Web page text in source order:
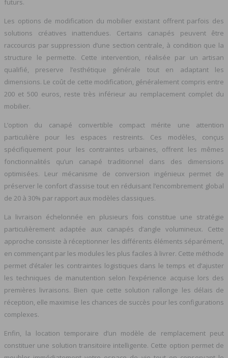
futurs.
Les options de modification du mobilier existant offrent parfois des
solutions créatives inattendues. Certains canapés peuvent être
raccourcis par suppression d’une section centrale, à condition que la
structure le permette. Cette intervention, réalisée par un artisan
qualifié, preserve l’esthétique générale tout en adaptant les
dimensions. Le coût de cette modification, généralement compris entre
200 et 500 euros, reste très inférieur au remplacement complet du
mobilier.
L’option du canapé convertible compact mérite une attention
particulière pour les espaces restreints. Ces modèles, conçus
spécifiquement pour les contraintes urbaines, offrent les mêmes
fonctionnalités qu’un canapé traditionnel dans des dimensions
optimisées. Leur mécanisme de conversion ingénieux permet de
préserver le confort d’assise tout en réduisant l’encombrement global
de 20 à 30% par rapport aux modèles classiques.
La livraison échelonnée en plusieurs fois constitue une stratégie
particulièrement adaptée aux canapés d’angle volumineux. Cette
approche consiste à réceptionner les différents éléments séparément,
en commençant par les modules les plus faciles à livrer. Cette méthode
permet d’étaler les contraintes logistiques dans le temps et d’ajuster
les techniques de manutention selon l’expérience acquise lors des
premières livraisons. Bien que cette solution rallonge les délais de
réception, elle maximise les chances de succès pour les configurations
complexes.
Enfin, la location temporaire d’un modèle de remplacement peut
constituer une solution transitoire intelligente. Cette option permet de